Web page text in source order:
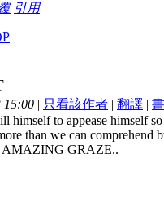
引用
15:00 | 只看該作者 | 翻譯 |
himself to appease himself
than we can
AMAZING GRAZE..